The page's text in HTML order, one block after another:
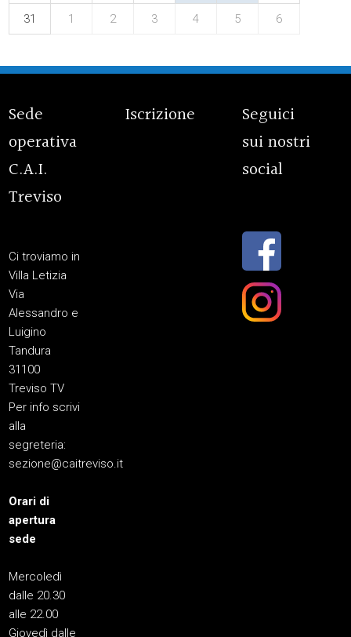
31 1 2 3 4 5 6
Sede
operativa
C.A.I.
Treviso
Ci troviamo in
Villa Letizia
Via
Alessandro e
Luigino
Tandura
31100
Treviso TV
Per info scrivi
alla
segreteria:
sezione@caitreviso.it
Orari di
apertura
sede
Mercoledì
dalle 20.30
alle 22.00
Giovedì dalle
Iscrizione
Seguici
sui nostri
social